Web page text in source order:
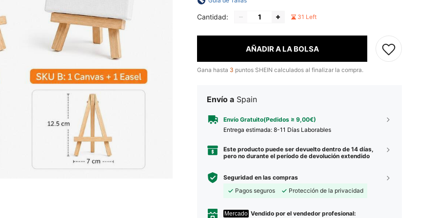
Cantidad: 31 Left
AÑADIR A LA BOLSA
Gana hasta 3 puntos SHEIN calculados al finalizar la compra.
Envío a Spain
Envío Gratuito(Pedidos ≥ 9,00€)
Entrega estimada: 8-11 Días Laborables
Este producto puede ser devuelto dentro de 14 días,
pero no durante el período de devolución extendido
Seguridad en las compras
Pagos seguros
Protección de la privacidad
Mercado Vendido por el vendedor profesional: